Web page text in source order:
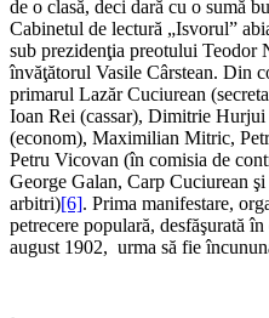
de o clasă, deci dară cu o sumă
Cabinetul de lectură „Isvorul”
sub prezidenţia preotului
învăţătorul Vasile Cârstean. Din
primarul Lazăr Cuciurean
Ioan Rei (cassar), Dimitrie
(econom), Maximilian Mitric,
Petru Vicovan (în comisia de
George Galan, Carp Cuciurean
arbitri)[6]. Prima manifestare,
petrecere populară, desfăşurată
august 1902, urma să fie